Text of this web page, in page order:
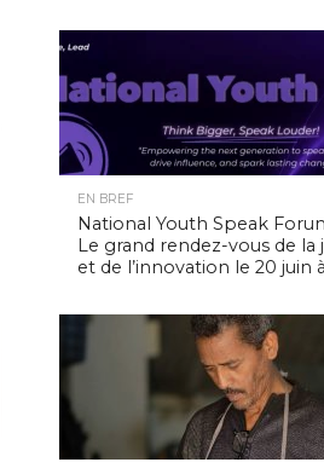
EN BREF
National Youth Speak
Le grand rendez-vous de la
et de l’innovation le 20 juin